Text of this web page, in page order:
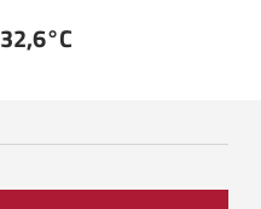
32,6°C